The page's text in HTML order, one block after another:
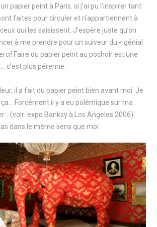
papier peint à Paris. si j’ai pu l’inspirer tant
faites pour circuler et n’appartiennent à
qui les saisissent. J’espère juste qu’on
à me prendre pour un suiveur du « génial
Faire du papier peint au pochoir est une
c'est plus pérenne.
il a fait du papier peint bien avant moi. Je
Forcément il y a eu polémique sur ma
(voir: expo Banksy à Los Angeles 2006).
dans le même sens que moi.